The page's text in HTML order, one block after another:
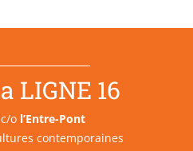
LIGNE 16
c/o l’Entre-Pont
contemporaines